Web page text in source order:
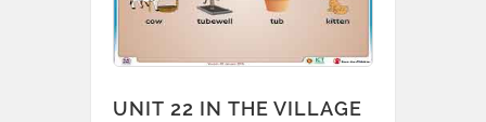
UNIT 22 IN THE VILLAGE